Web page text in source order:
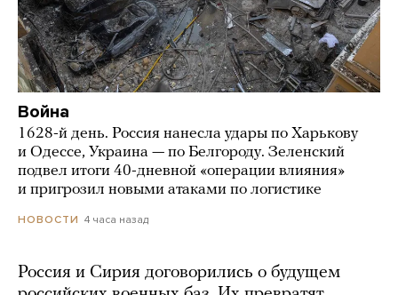
Война
1628-й день. Россия нанесла удары по Харькову
и Одессе, Украина — по Белгороду. Зеленский
подвел итоги 40-дневной «операции влияния»
и пригрозил новыми атаками по логистике
НОВОСТИ 4 часа назад
Россия и Сирия договорились о будущем